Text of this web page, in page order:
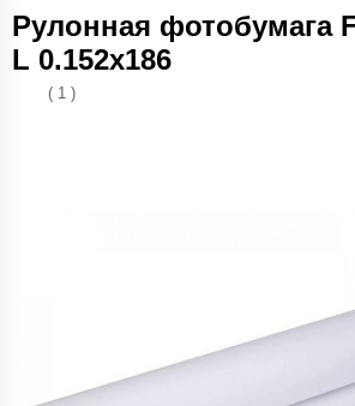
Рулонная фотобумага
L 0.152х186
( 1 )